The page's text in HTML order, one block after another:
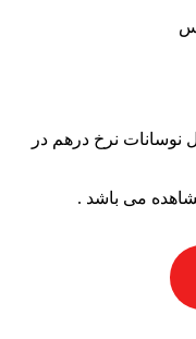
نوسانات نرخ درهم در
می باشد .